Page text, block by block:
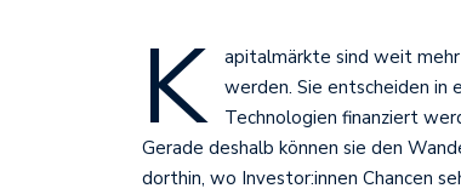
K
apitalmärkte sind weit
werden. Sie entscheiden in
Technologien finanziert
Gerade deshalb können sie den
dorthin, wo Investor:innen Chancen